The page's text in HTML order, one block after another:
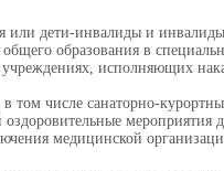
или дети-инвалиды и
образования в
исполняющих
том числе санаторно-
мероприятия
медицинской